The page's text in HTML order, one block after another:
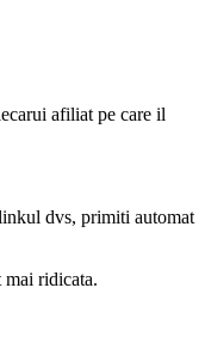
afiliat pe care il
dvs, primiti automat
mai ridicata.